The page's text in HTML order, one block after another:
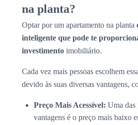
na planta?
Optar por um apartamento na planta
inteligente que pode te
investimento imobiliário.
Cada vez mais pessoas escolhem
devido às suas diversas vantagens,
Preço Mais Acessível: Uma das
vantagens é o preço mais baixo